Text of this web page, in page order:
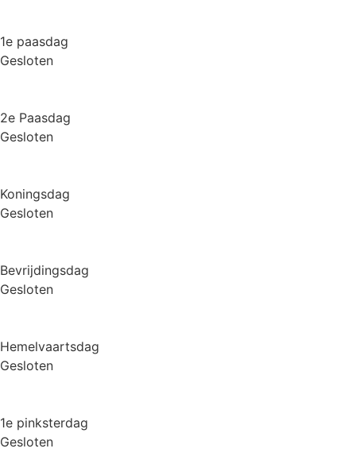
1e paasdag
Gesloten
2e Paasdag
Gesloten
Koningsdag
Gesloten
Bevrijdingsdag
Gesloten
Hemelvaartsdag
Gesloten
1e pinksterdag
Gesloten